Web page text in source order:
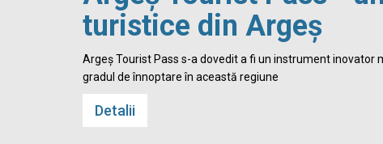
turistice din Argeș
Argeș Tourist Pass s-a dovedit a fi un instrument
gradul de înnoptare în această regiune
Detalii